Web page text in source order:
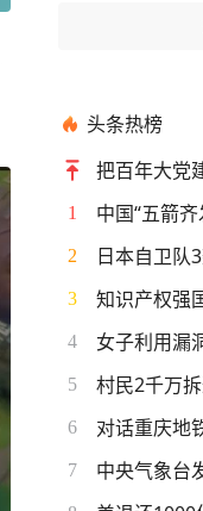
头条热榜
把百年大党
1 中国“五箭
2 日本自卫队
3 知识产权强
4 女子利用漏
5 村民2千万
6 对话重庆地
7 中央气象台